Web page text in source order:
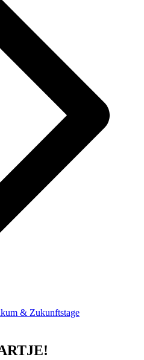
& Zukunftstage